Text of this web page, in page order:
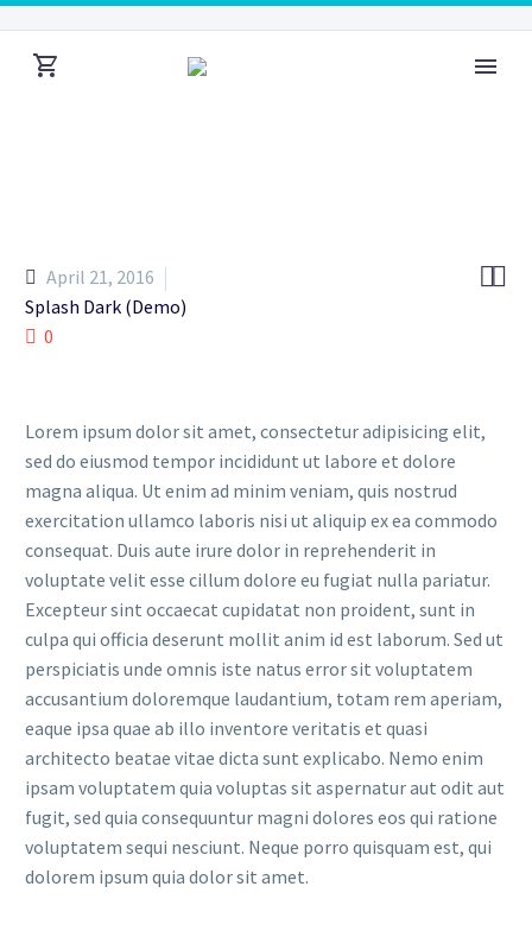

April 21, 2016
Splash Dark (Demo)
0
Lorem ipsum dolor sit amet, consectetur adipisicing elit,
sed do eiusmod tempor incididunt ut labore et dolore
magna aliqua. Ut enim ad minim veniam, quis nostrud
exercitation ullamco laboris nisi ut aliquip ex ea commodo
consequat. Duis aute irure dolor in reprehenderit in
voluptate velit esse cillum dolore eu fugiat nulla pariatur.
Excepteur sint occaecat cupidatat non proident, sunt in
culpa qui officia deserunt mollit anim id est laborum. Sed ut
perspiciatis unde omnis iste natus error sit voluptatem
accusantium doloremque laudantium, totam rem aperiam,
eaque ipsa quae ab illo inventore veritatis et quasi
architecto beatae vitae dicta sunt explicabo. Nemo enim
ipsam voluptatem quia voluptas sit aspernatur aut odit aut
fugit, sed quia consequuntur magni dolores eos qui ratione
voluptatem sequi nesciunt. Neque porro quisquam est, qui
dolorem ipsum quia dolor sit amet.